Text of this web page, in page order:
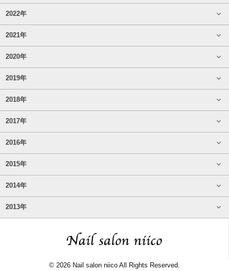
2022年
2021年
2020年
2019年
2018年
2017年
2016年
2015年
2014年
2013年
© 2026 Nail salon niico All Rights Reserved.